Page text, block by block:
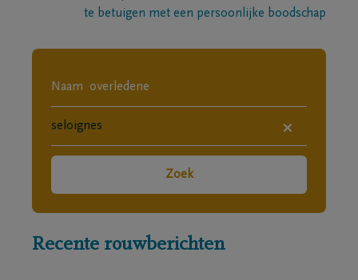
te betuigen met een persoonlijke boodschap
×
Zoek
Recente rouwberichten